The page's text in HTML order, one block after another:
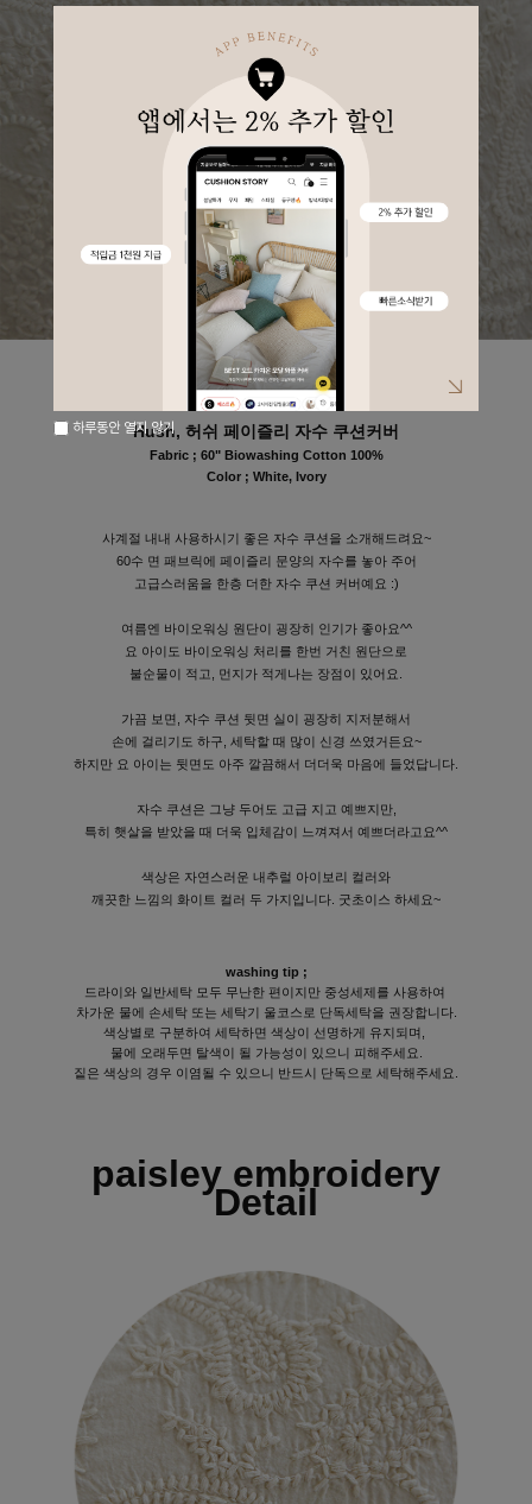
Hush, 허쉬 페이즐리 자수 쿠션커버
Fabric ; 60" Biowashing Cotton 100%
Color ; White, Ivory
사계절 내내 사용하시기 좋은 자수 쿠션을 소개해드려요~
60수 면 패브릭에 페이즐리 문양의 자수를 놓아 주어
고급스러움을 한층 더한 자수 쿠션 커버예요 :)
여름엔 바이오워싱 원단이 굉장히 인기가 좋아요^^
요 아이도 바이오워싱 처리를 한번 거친 원단으로
불순물이 적고, 먼지가 적게나는 장점이 있어요.
가끔 보면, 자수 쿠션 뒷면 실이 굉장히 지저분해서
손에 걸리기도 하구, 세탁할 때 많이 신경 쓰였거든요~
하지만 요 아이는 뒷면도 아주 깔끔해서 더더욱 마음에 들었답니다.
자수 쿠션은 그냥 두어도 고급 지고 예쁘지만,
특히 햇살을 받았을 때 더욱 입체감이 느껴져서 예쁘더라고요^^
색상은 자연스러운 내추럴 아이보리 컬러와
깨끗한 느낌의 화이트 컬러 두 가지입니다. 굿초이스 하세요~
washing tip ;
드라이와 일반세탁 모두 무난한 편이지만 중성세제를 사용하여
차가운 물에 손세탁 또는 세탁기 울코스로 단독세탁을 권장합니다.
색상별로 구분하여 세탁하면 색상이 선명하게 유지되며,
물에 오래두면 탈색이 될 가능성이 있으니 피해주세요.
짙은 색상의 경우 이염될 수 있으니 반드시 단독으로 세탁해주세요.
paisley embroidery
Detail
하루동안 열지 않기